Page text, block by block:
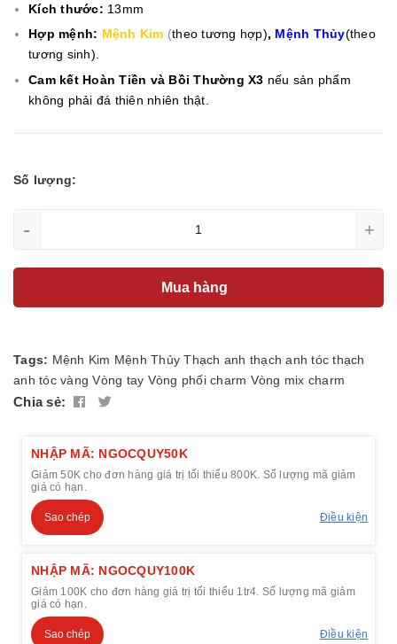
Kích thước: 13mm
Hợp mệnh: Mệnh Kim (theo tương hợp), Mệnh Thủy(theo
tương sinh).
Cam kết Hoàn Tiền và Bồi Thường X3 nếu sản phẩm
không phải đá thiên nhiên thật.
Số lượng:
- +
Mua hàng
Tags: Mệnh Kim Mệnh Thủy Thạch anh thạch anh tóc thạch
anh tóc vàng Vòng tay Vòng phối charm Vòng mix charm
Chia sẻ:
NHẬP MÃ: NGOCQUY50K
Giảm 50K cho đơn hàng giá trị tối thiểu 800K. Số lượng mã giảm
giá có hạn.
Sao chép Điều kiện
NHẬP MÃ: NGOCQUY100K
Giảm 100K cho đơn hàng giá trị tối thiểu 1tr4. Số lượng mã giảm
giá có hạn.
Sao chép Điều kiện